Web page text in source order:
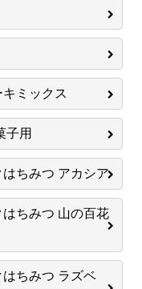
キミックス
子用
はちみつ アカシア
はちみつ 山の百花
はちみつ ラズベ